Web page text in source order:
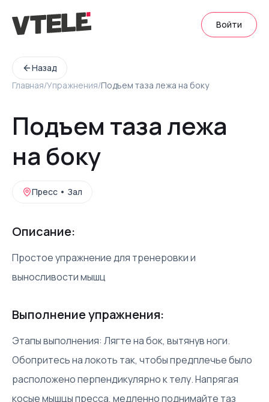
Войти
Назад
Главная/Упражнения/Подъем таза лежа на боку
Подъем таза лежа
на боку
Пресс • Зал
Описание:
Простое упражнение для тренеровки и
выносливости мышц
Выполнение упражнения:
Этапы выполнения: Лягте на бок, вытянув ноги.
Обопритесь на локоть так, чтобы предплечье было
расположено перпендикулярно к телу. Напрягая
косые мышцы пресса, медленно поднимайте таз